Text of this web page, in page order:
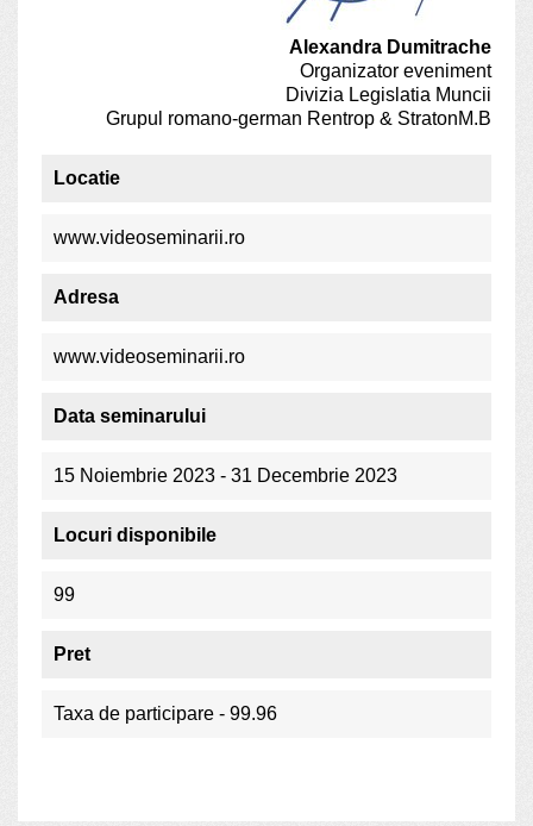
Alexandra Dumitrache
Organizator eveniment
Divizia Legislatia Muncii
Grupul romano-german Rentrop & StratonM.B
Locatie
www.videoseminarii.ro
Adresa
www.videoseminarii.ro
Data seminarului
15 Noiembrie 2023 - 31 Decembrie 2023
Locuri disponibile
99
Pret
Taxa de participare - 99.96